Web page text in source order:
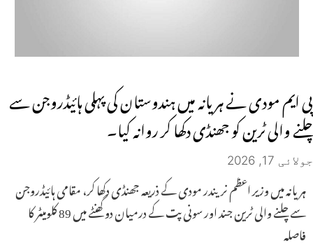
پی ایم مودی نے ہریانہ میں ہندوستان کی پہلی ہائیڈروجن سے
چلنے والی ٹرین کو جھنڈی دکھا کر روانہ کیا۔
جولائی 17, 2026
ہریانہ میں وزیر اعظم نریندر مودی کے ذریعہ جھنڈی دکھا کر، مقامی ہائیڈروجن
سے چلنے والی ٹرین جند اور سونی پت کے درمیان دو گھنٹے میں 89 کلومیٹر کا
فاصلہ